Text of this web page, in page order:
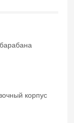
корпус